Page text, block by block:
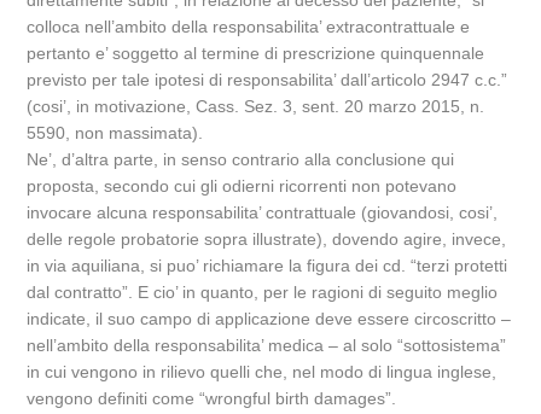
colloca nell’ambito della responsabilita’ extracontrattuale e
pertanto e’ soggetto al termine di prescrizione quinquennale
previsto per tale ipotesi di responsabilita’ dall’articolo 2947 c.c.”
(cosi’, in motivazione, Cass. Sez. 3, sent. 20 marzo 2015, n.
5590, non massimata).
Ne’, d’altra parte, in senso contrario alla conclusione qui
proposta, secondo cui gli odierni ricorrenti non potevano
invocare alcuna responsabilita’ contrattuale (giovandosi, cosi’,
delle regole probatorie sopra illustrate), dovendo agire, invece,
in via aquiliana, si puo’ richiamare la figura dei cd. “terzi protetti
dal contratto”. E cio’ in quanto, per le ragioni di seguito meglio
indicate, il suo campo di applicazione deve essere circoscritto –
nell’ambito della responsabilita’ medica – al solo “sottosistema”
in cui vengono in rilievo quelli che, nel modo di lingua inglese,
vengono definiti come “wrongful birth damages”.